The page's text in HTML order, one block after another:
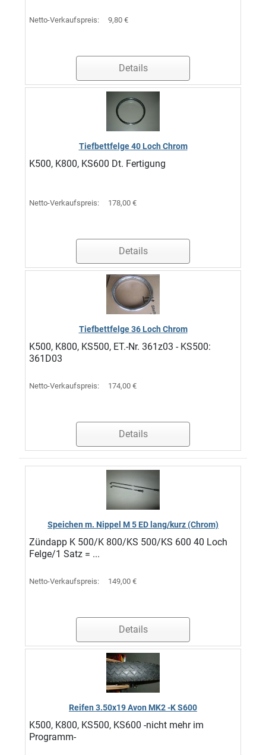
Netto-Verkaufspreis: 9,80 €
Details
Tiefbettfelge 40 Loch Chrom
K500, K800, KS600 Dt. Fertigung
Netto-Verkaufspreis: 178,00 €
Details
Tiefbettfelge 36 Loch Chrom
K500, K800, KS500, ET.-Nr. 361z03 - KS500:
361D03
Netto-Verkaufspreis: 174,00 €
Details
Speichen m. Nippel M 5 ED lang/kurz (Chrom)
Zündapp K 500/K 800/KS 500/KS 600 40 Loch
Felge/1 Satz = ...
Netto-Verkaufspreis: 149,00 €
Details
Reifen 3.50x19 Avon MK2 -K S600
K500, K800, KS500, KS600 -nicht mehr im
Programm-